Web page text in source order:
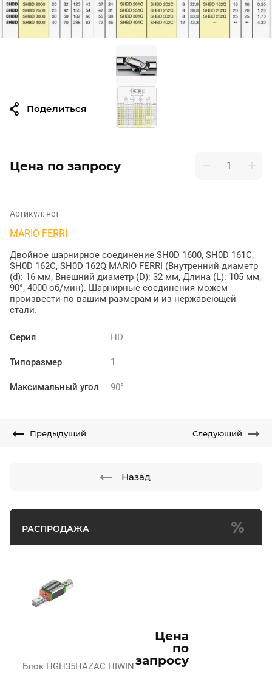
РАСПРОДАЖА
Блок HGH35HAZAC HIWIN
Цена
по
запросу
Цена по запросу
Артикул: нет
MARIO FERRI
Двойное шарнирное соединение SH0D 1600, SH0D 161C,
SH0D 162C, SH0D 162Q MARIO FERRI (Внутренний диаметр
(d): 16 мм, Внешний диаметр (D): 32 мм, Длина (L): 105 мм,
90°, 4000 об/мин). Шарнирные соединения можем
произвести по вашим размерам и из нержавеющей
стали.
Серия HD
Типоразмер 1
Максимальный угол 90°
Поделиться
Предыдущий Следующий
Назад